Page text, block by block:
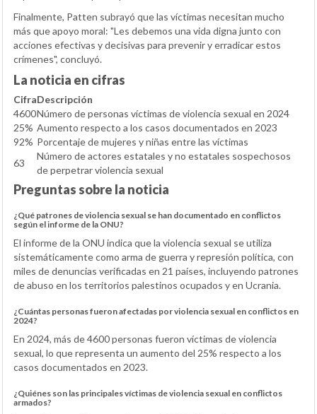
Finalmente, Patten subrayó que las víctimas necesitan mucho
más que apoyo moral: "Les debemos una vida digna junto con
acciones efectivas y decisivas para prevenir y erradicar estos
crímenes", concluyó.
La noticia en cifras
CifraDescripción
4600Número de personas víctimas de violencia sexual en 2024
25% Aumento respecto a los casos documentados en 2023
92% Porcentaje de mujeres y niñas entre las víctimas
63
Número de actores estatales y no estatales sospechosos
de perpetrar violencia sexual
Preguntas sobre la noticia
¿Qué patrones de violencia sexual se han documentado en conflictos
según el informe de la ONU?
El informe de la ONU indica que la violencia sexual se utiliza
sistemáticamente como arma de guerra y represión política, con
miles de denuncias verificadas en 21 países, incluyendo patrones
de abuso en los territorios palestinos ocupados y en Ucrania.
¿Cuántas personas fueron afectadas por violencia sexual en conflictos en
2024?
En 2024, más de 4600 personas fueron víctimas de violencia
sexual, lo que representa un aumento del 25% respecto a los
casos documentados en 2023.
¿Quiénes son las principales víctimas de violencia sexual en conflictos
armados?